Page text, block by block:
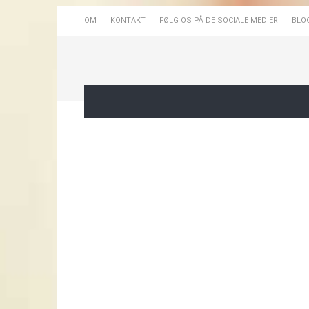
OM KONTAKT FØLG OS PÅ DE SOCIALE MEDIER